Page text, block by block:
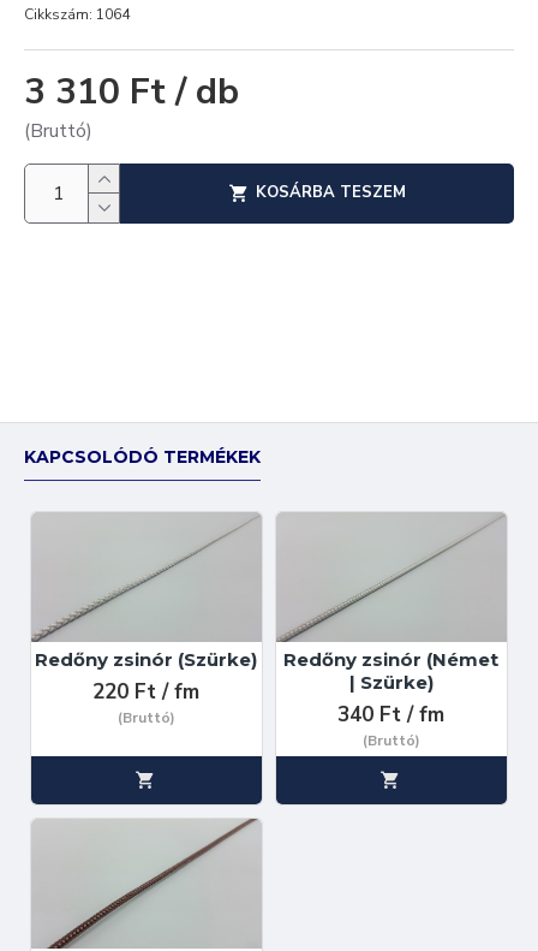
3 310 Ft / db
(Bruttó)
Cikkszám: 1064
KOSÁRBA TESZEM
KAPCSOLÓDÓ TERMÉKEK
Redőny zsinór (Szürke)
220 Ft / fm
(Bruttó)
Redőny zsinór (Német
| Szürke)
340 Ft / fm
(Bruttó)